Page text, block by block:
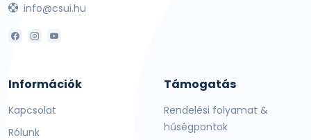
info@csui.hu
Információk
Kapcsolat
Rólunk
Támogatás
Rendelési folyamat &
hűségpontok